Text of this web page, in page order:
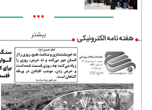
•••
بیشتر هفته نامه الکترونیکی